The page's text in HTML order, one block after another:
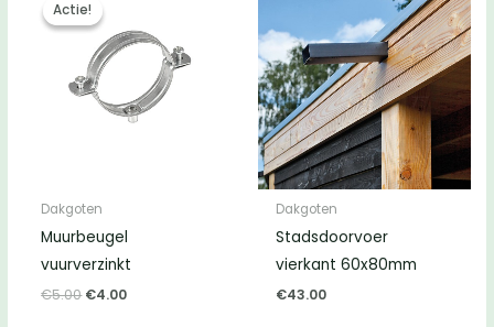
Actie!
Actie!
Dakgoten
Muurbeugel
vuurverzinkt
€5.00 Oorspronkelijke
€4.00Huidige
Dakgoten
Stadsdoorvoer
vierkant 60x80mm
€43.00